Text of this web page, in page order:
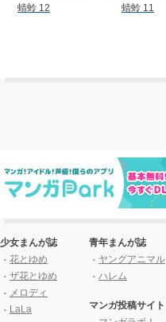
蜻蛉 12 蜻蛉 11
少女まんが誌
花とゆめ
ザ花とゆめ
メロディ
LaLa
青年まんが誌
ヤングアニマル
ハレム
マンガ投稿サイト